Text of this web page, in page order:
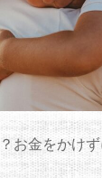
お金をかけ